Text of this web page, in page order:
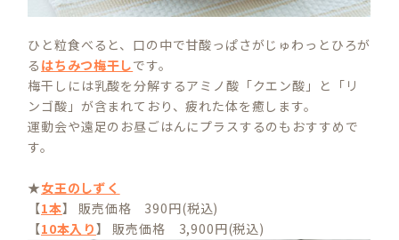
ひと粒食べると、口の中で甘酸っぱさがじゅわっとひろが
る はちみつ梅干しです。
梅干しには乳酸を分解するアミノ酸「クエン酸」と「リ
ンゴ酸」が含まれており、疲れた体を癒します。
運動会や遠足のお昼ごはんにプラスするのもおすすめで
す。
★女王のしずく
【1本】 販売価格 390円(税込)
【10本入り】 販売価格 3,900円(税込)